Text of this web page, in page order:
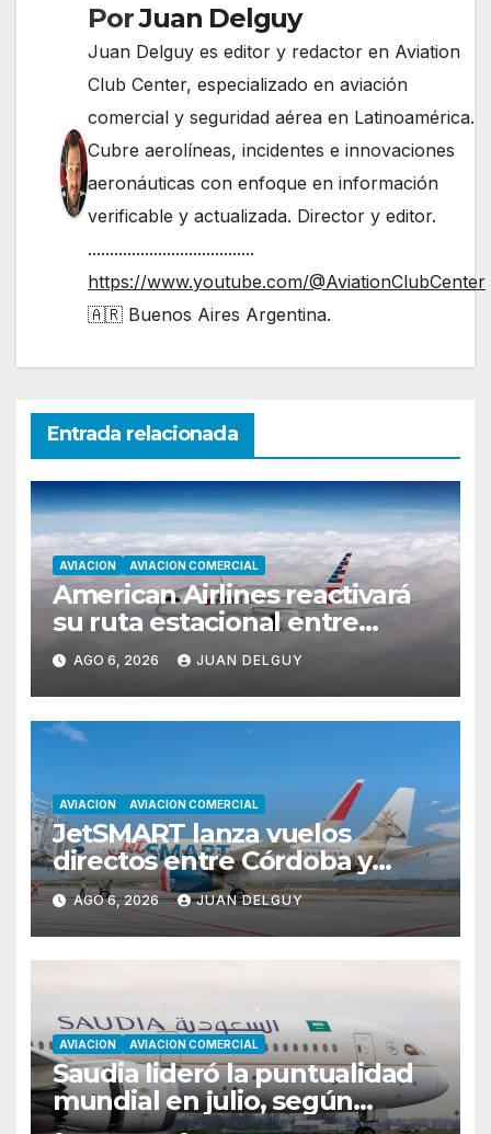
PorJuan Delguy
Juan Delguy es editor y redactor en Aviation
Club Center, especializado en aviación
comercial y seguridad aérea en Latinoamérica.
Cubre aerolíneas, incidentes e innovaciones
aeronáuticas con enfoque en información
verificable y actualizada. Director y editor.
......................................
https://www.youtube.com/@AviationClubCenter
🇦🇷 Buenos Aires Argentina.
Entrada relacionada
AVIACION AVIACION COMERCIAL
American Airlines reactivará
su ruta estacional entre
Miami y Montevideo con
vuelos diarios
AGO 6, 2026 JUAN DELGUY
AVIACION AVIACION COMERCIAL
JetSMART lanza vuelos
directos entre Córdoba y
Florianópolis
AGO 6, 2026 JUAN DELGUY
AVIACION AVIACION COMERCIAL
Saudia lideró la puntualidad
mundial en julio, según